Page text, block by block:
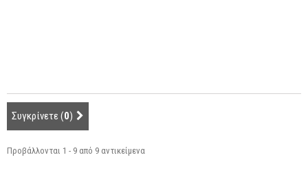
Συγκρίνετε (0)
Προβάλλονται 1 - 9 από 9 αντικείμενα